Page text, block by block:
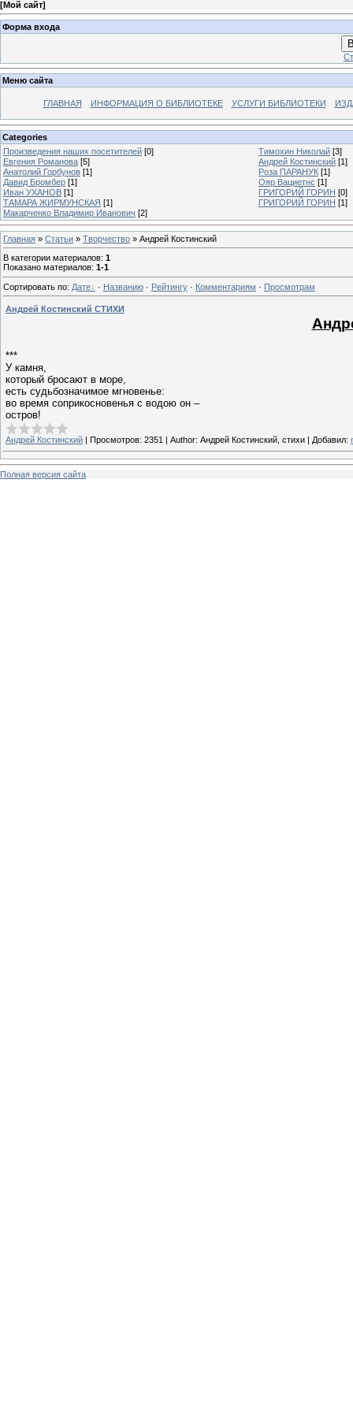
[Мой сайт]
Форма входа
Меню сайта
ГЛАВНАЯ ИНФОРМАЦИЯ О БИБЛИОТЕКЕ УСЛУГИ БИБЛИОТЕКИ
Categories
Произведения наших посетителей [0] Тимохин Николай [3]
Евгения Романова [5] Андрей Костинский [1]
Анатолий Горбунов [1] Роза ПАРАНУК [1]
Давид Бромбер [1] Ояр Вациетнс [1]
Иван УХАНОВ [1] ГРИГОРИЙ ГОРИН [0]
ТАМАРА ЖИРМУНСКАЯ [1] ГРИГОРИЙ ГОРИН [1]
Макарченко Владимир Иванович [2]
Главная » Статьи » Творчество » Андрей Костинский
В категории материалов: 1
Показано материалов: 1-1
Сортировать по: Дате · Названию · Рейтингу · Комментариям · Просмотрам
Андрей Костинский СТИХИ
***
У камня,
который бросают в море,
есть судьбозначимое мгновенье:
во время соприкосновенья с водою он –
остров!
Андрей Костинский | Просмотров: 2351 | Author: Андрей Костинский, стихи | Добавил:
Полная версия сайта